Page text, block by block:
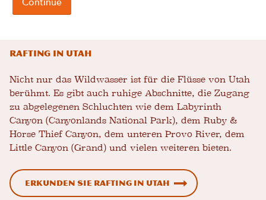
Rafting in Utah
Nicht nur das Wildwasser ist für die Flüsse von Utah
berühmt. Es gibt auch ruhige Abschnitte, die Zugang
zu abgelegenen Schluchten wie dem Labyrinth
Canyon (Canyonlands National Park), dem Ruby &
Horse Thief Canyon, dem unteren Provo River, dem
Little Canyon (Grand) und vielen weiteren bieten.
Erkunden Sie Rafting in Utah